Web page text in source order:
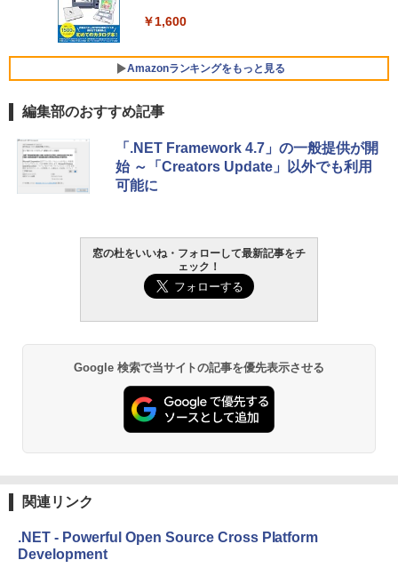
Core i5/16GB/SSD 512GB/ホワイト) FM
VWK3E15W_AZ
￥139,880
￥1,600
Amazonランキングをもっと見る
Amazon Kindle - 目に優しい、かさばら
ない、大きな画面で読みやすい、6週間持
続バッテリー、6インチディスプレイ電子
書籍リーダー、マッチャ、16GB、広告な
￥16,980
Kindle Paperwhite シグニチャーエディ
ション (32GB) 7インチディスプレイ、明
ブラック
Amazon Kindle Paperwhite (16GB) 7イ
編集部のおすすめ記事
「.NET Framework 4.7」の一般提供が開
始 ～「Creators Update」以外でも利用
可能に
窓の杜をいいね・フォローして最新記事をチ
ェック！
Google 検索で当サイトの記事を優先表示させる
関連リンク
.NET - Powerful Open Source Cross Platform
Development